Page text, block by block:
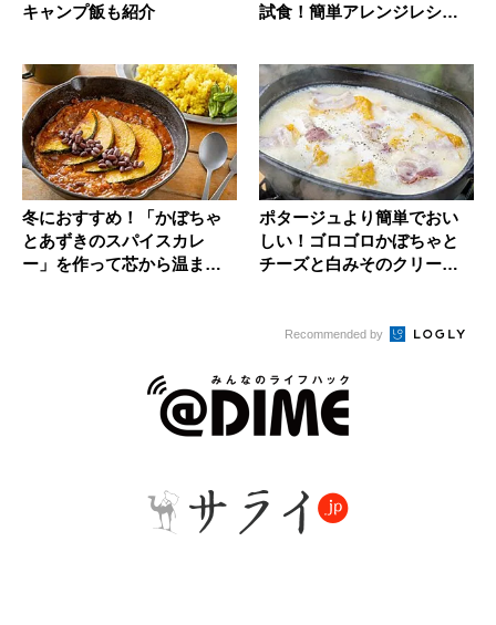
キャンプ飯も紹介
試食！簡単アレンジレシピ
冬におすすめ！「かぼちゃ
とあずきのスパイスカレ
ー」を作って芯から温まろ
ポタージュより簡単でおい
しい！ゴロゴロかぼちゃと
チーズと白みそのクリーム
Recommended by